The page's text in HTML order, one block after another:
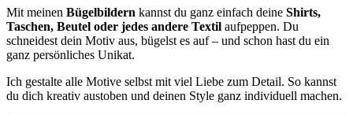
Mit meinen Bügelbildern kannst du ganz einfach deine Shirts,
Taschen, Beutel oder jedes andere Textil aufpeppen. Du
schneidest dein Motiv aus, bügelst es auf – und schon hast du ein
ganz persönliches Unikat.
Ich gestalte alle Motive selbst mit viel Liebe zum Detail. So kannst
du dich kreativ austoben und deinen Style ganz individuell machen.